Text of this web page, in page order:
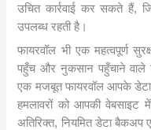
उचित कार्रवाई कर सकते हैं,
उपलब्ध रहती है।
फायरवॉल भी एक महत्वपूर्ण
पहुँच और नुकसान पहुँचाने
एक मजबूत फायरवॉल आपके डेटा
हमलावरों को आपकी
अतिरिक्त, नियमित डेटा बैकअप